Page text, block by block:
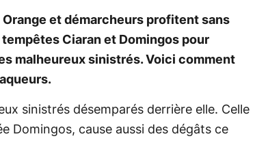
Orange et démarcheurs profitent sans
Ciaran et Domingos pour
malheureux sinistrés. Voici comment
sinistrés désemparés derrière elle. Celle
Domingos, cause aussi des dégâts ce